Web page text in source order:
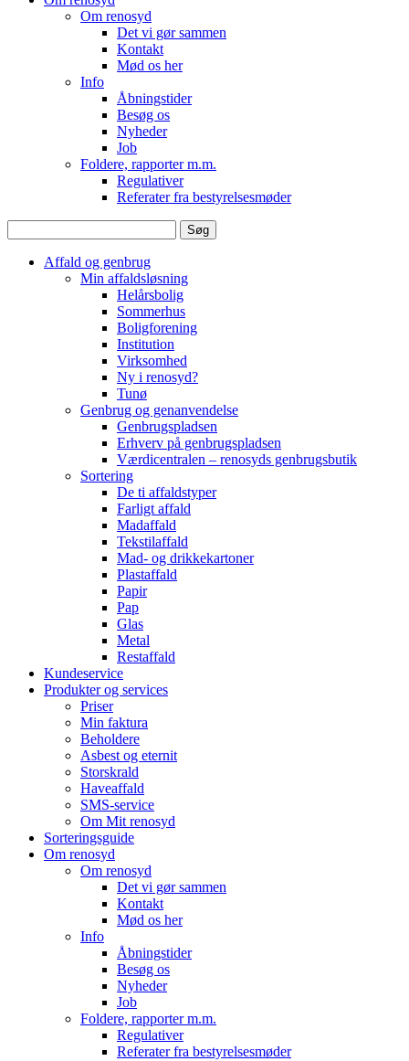
Om renosyd
Det vi gør sammen
Kontakt
Mød os her
Info
Åbningstider
Besøg os
Nyheder
Job
Foldere, rapporter m.m.
Regulativer
Referater fra bestyrelsesmøder
efter:
Affald og genbrug
Min affaldsløsning
Helårsbolig
Sommerhus
Boligforening
Institution
Virksomhed
Ny i renosyd?
Tunø
Genbrug og genanvendelse
Genbrugspladsen
Erhverv på genbrugspladsen
Værdicentralen – renosyds genbrugsbutik
Sortering
De ti affaldstyper
Farligt affald
Madaffald
Tekstilaffald
Mad- og drikkekartoner
Plastaffald
Papir
Pap
Glas
Metal
Restaffald
Kundeservice
Produkter og services
Priser
Min faktura
Beholdere
Asbest og eternit
Storskrald
Haveaffald
SMS-service
Om Mit renosyd
Sorteringsguide
Om renosyd
Om renosyd
Det vi gør sammen
Kontakt
Mød os her
Info
Åbningstider
Besøg os
Nyheder
Job
Foldere, rapporter m.m.
Regulativer
Referater fra bestyrelsesmøder